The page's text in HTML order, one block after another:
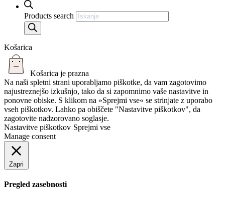
Products search
Košarica
Košarica je prazna
Na naši spletni strani uporabljamo piškotke, da vam zagotovimo
najustreznejšo izkušnjo, tako da si zapomnimo vaše nastavitve in
ponovne obiske. S klikom na »Sprejmi vse« se strinjate z uporabo
vseh piškotkov. Lahko pa obiščete "Nastavitve piškotkov", da
zagotovite nadzorovano soglasje.
Nastavitve piškotkov Sprejmi vse
Manage consent
Zapri
Pregled zasebnosti